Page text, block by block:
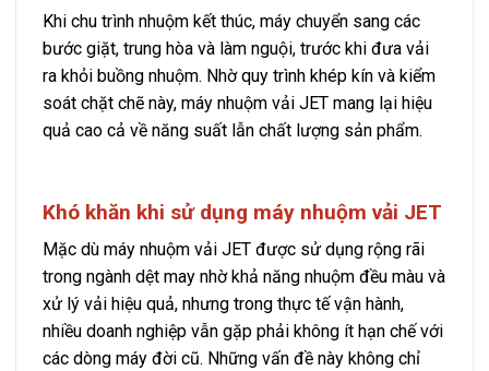
Khi chu trình nhuộm kết thúc, máy chuyển sang các
bước giặt, trung hòa và làm nguội, trước khi đưa vải
ra khỏi buồng nhuộm. Nhờ quy trình khép kín và kiểm
soát chặt chẽ này, máy nhuộm vải JET mang lại hiệu
quả cao cả về năng suất lẫn chất lượng sản phẩm.
Khó khăn khi sử dụng máy nhuộm vải JET
Mặc dù máy nhuộm vải JET được sử dụng rộng rãi
trong ngành dệt may nhờ khả năng nhuộm đều màu và
xử lý vải hiệu quả, nhưng trong thực tế vận hành,
nhiều doanh nghiệp vẫn gặp phải không ít hạn chế với
các dòng máy đời cũ. Những vấn đề này không chỉ